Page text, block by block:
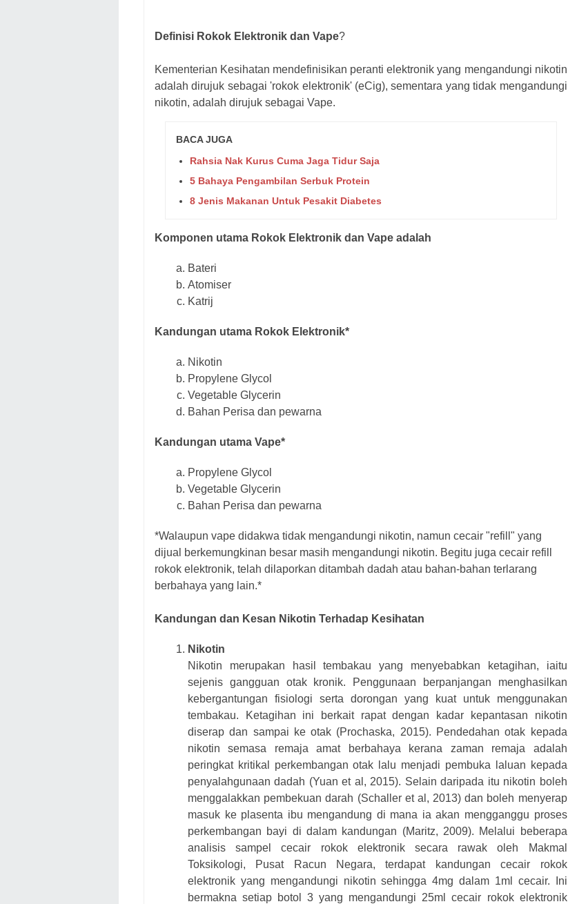
Definisi Rokok Elektronik dan Vape?
Kementerian Kesihatan mendefinisikan peranti elektronik yang mengandungi nikotin
adalah dirujuk sebagai 'rokok elektronik' (eCig), sementara yang tidak mengandungi
nikotin, adalah dirujuk sebagai Vape.
BACA JUGA
Rahsia Nak Kurus Cuma Jaga Tidur Saja
5 Bahaya Pengambilan Serbuk Protein
8 Jenis Makanan Untuk Pesakit Diabetes
Komponen utama Rokok Elektronik dan Vape adalah
Bateri
Atomiser
Katrij
Kandungan utama Rokok Elektronik*
Nikotin
Propylene Glycol
Vegetable Glycerin
Bahan Perisa dan pewarna
Kandungan utama Vape*
Propylene Glycol
Vegetable Glycerin
Bahan Perisa dan pewarna
*Walaupun vape didakwa tidak mengandungi nikotin, namun cecair "refill" yang
dijual berkemungkinan besar masih mengandungi nikotin. Begitu juga cecair refill
rokok elektronik, telah dilaporkan ditambah dadah atau bahan-bahan terlarang
berbahaya yang lain.*
Kandungan dan Kesan Nikotin Terhadap Kesihatan
Nikotin
Nikotin merupakan hasil tembakau yang menyebabkan ketagihan, iaitu
sejenis gangguan otak kronik. Penggunaan berpanjangan menghasilkan
kebergantungan fisiologi serta dorongan yang kuat untuk menggunakan
tembakau. Ketagihan ini berkait rapat dengan kadar kepantasan nikotin
diserap dan sampai ke otak (Prochaska, 2015). Pendedahan otak kepada
nikotin semasa remaja amat berbahaya kerana zaman remaja adalah
peringkat kritikal perkembangan otak lalu menjadi pembuka laluan kepada
penyalahgunaan dadah (Yuan et al, 2015). Selain daripada itu nikotin boleh
menggalakkan pembekuan darah (Schaller et al, 2013) dan boleh menyerap
masuk ke plasenta ibu mengandung di mana ia akan mengganggu proses
perkembangan bayi di dalam kandungan (Maritz, 2009). Melalui beberapa
analisis sampel cecair rokok elektronik secara rawak oleh Makmal
Toksikologi, Pusat Racun Negara, terdapat kandungan cecair rokok
elektronik yang mengandungi nikotin sehingga 4mg dalam 1ml cecair. Ini
bermakna setiap botol 3 yang mengandungi 25ml cecair rokok elektronik